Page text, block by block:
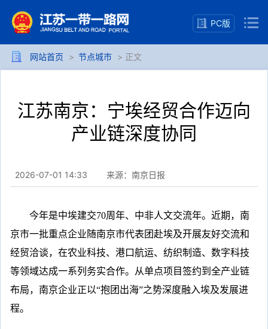
PC版
网站首页 > 节点城市 > 正文
江苏南京：宁埃经贸合作迈向
产业链深度协同
2026-07-01 14:33 来源：南京日报
今年是中埃建交70周年、中非人文交流年。近期，南
京市一批重点企业随南京市代表团赴埃及开展友好交流和
经贸洽谈，在农业科技、港口航运、纺织制造、数字科技
等领域达成一系列务实合作。从单点项目签约到全产业链
布局，南京企业正以“抱团出海”之势深度融入埃及发展进
程。